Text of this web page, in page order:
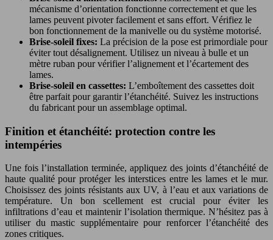
mécanisme d’orientation fonctionne correctement et que les
lames peuvent pivoter facilement et sans effort. Vérifiez le
bon fonctionnement de la manivelle ou du système motorisé.
Brise-soleil fixes: La précision de la pose est primordiale pour
éviter tout désalignement. Utilisez un niveau à bulle et un
mètre ruban pour vérifier l’alignement et l’écartement des
lames.
Brise-soleil en cassettes: L’emboîtement des cassettes doit
être parfait pour garantir l’étanchéité. Suivez les instructions
du fabricant pour un assemblage optimal.
Finition et étanchéité: protection contre les
intempéries
Une fois l’installation terminée, appliquez des joints d’étanchéité de
haute qualité pour protéger les interstices entre les lames et le mur.
Choisissez des joints résistants aux UV, à l’eau et aux variations de
température. Un bon scellement est crucial pour éviter les
infiltrations d’eau et maintenir l’isolation thermique. N’hésitez pas à
utiliser du mastic supplémentaire pour renforcer l’étanchéité des
zones critiques.